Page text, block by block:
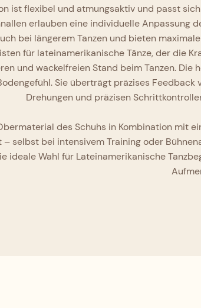
ist flexibel und atmungsaktiv und passt
erlauben eine individuelle Anpassung
bei längerem Tanzen und bieten
für lateinamerikanische Tänze, der die
und wackelfreien Stand beim Tanzen.
Sie überträgt präzises
Drehungen und präzisen
des Schuhs in Kombination mit
– selbst bei intensivem Training oder
ideale Wahl für Lateinamerikanische